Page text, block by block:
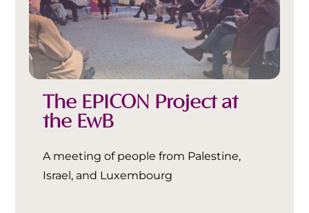
The EPICON Project at
the EwB
A meeting of people from Palestine,
Israel, and Luxembourg